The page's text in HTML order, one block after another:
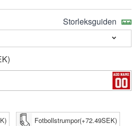
Storleksguiden
Fotbollstrumpor(+72.49SEK)